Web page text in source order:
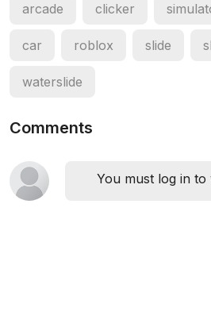
arcade clicker
car roblox slide
waterslide
Comments
You must log in to